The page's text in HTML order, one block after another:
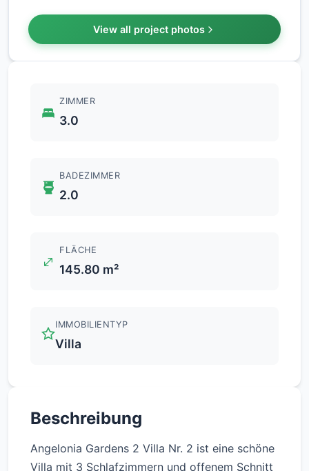
+1
View all project photos
ZIMMER
3.0
BADEZIMMER
2.0
FLÄCHE
145.80 m²
IMMOBILIENTYP
Villa
Beschreibung
Angelonia Gardens 2 Villa Nr. 2 ist eine schöne
Villa mit 3 Schlafzimmern und offenem Schnitt